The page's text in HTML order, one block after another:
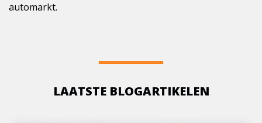
automarkt.
LAATSTE BLOGARTIKELEN